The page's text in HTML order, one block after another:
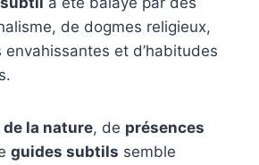
de dogmes religieux,
et d’habitudes
la nature, de présences
guides subtils semble